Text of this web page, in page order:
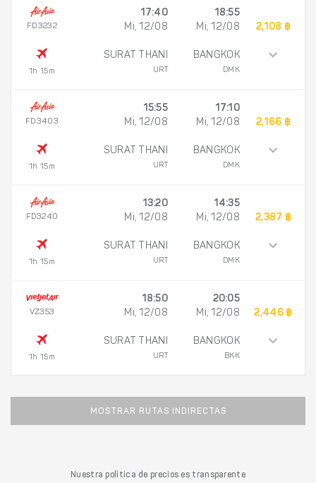
FD3232
1h 15m
17:40
Mi, 12/08
SURAT THANI
URT
18:55
Mi, 12/08
BANGKOK
DMK
2,108 ฿
FD3403
1h 15m
15:55
Mi, 12/08
SURAT THANI
URT
17:10
Mi, 12/08
BANGKOK
DMK
2,166 ฿
FD3240
1h 15m
13:20
Mi, 12/08
SURAT THANI
URT
14:35
Mi, 12/08
BANGKOK
DMK
2,387 ฿
VZ353
1h 15m
18:50
Mi, 12/08
SURAT THANI
URT
20:05
Mi, 12/08
BANGKOK
BKK
2,446 ฿
MOSTRAR RUTAS INDIRECTAS
Nuestra política de precios es transparente